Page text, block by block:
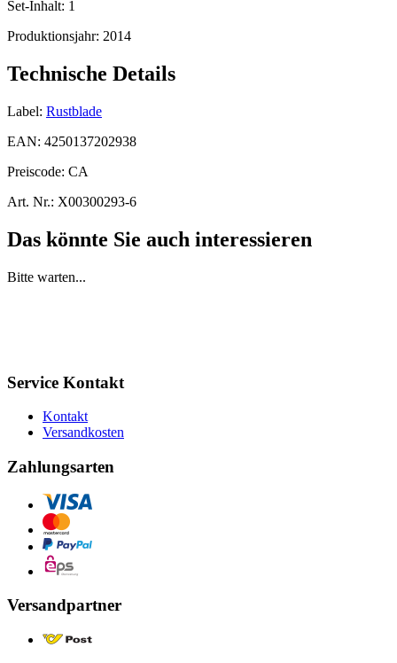
Set-Inhalt: 1
Produktionsjahr: 2014
Technische Details
Label: Rustblade
EAN: 4250137202938
Preiscode: CA
Art. Nr.: X00300293-6
Das könnte Sie auch interessieren
Bitte warten...
Service Kontakt
Kontakt
Versandkosten
Zahlungsarten
Versandpartner